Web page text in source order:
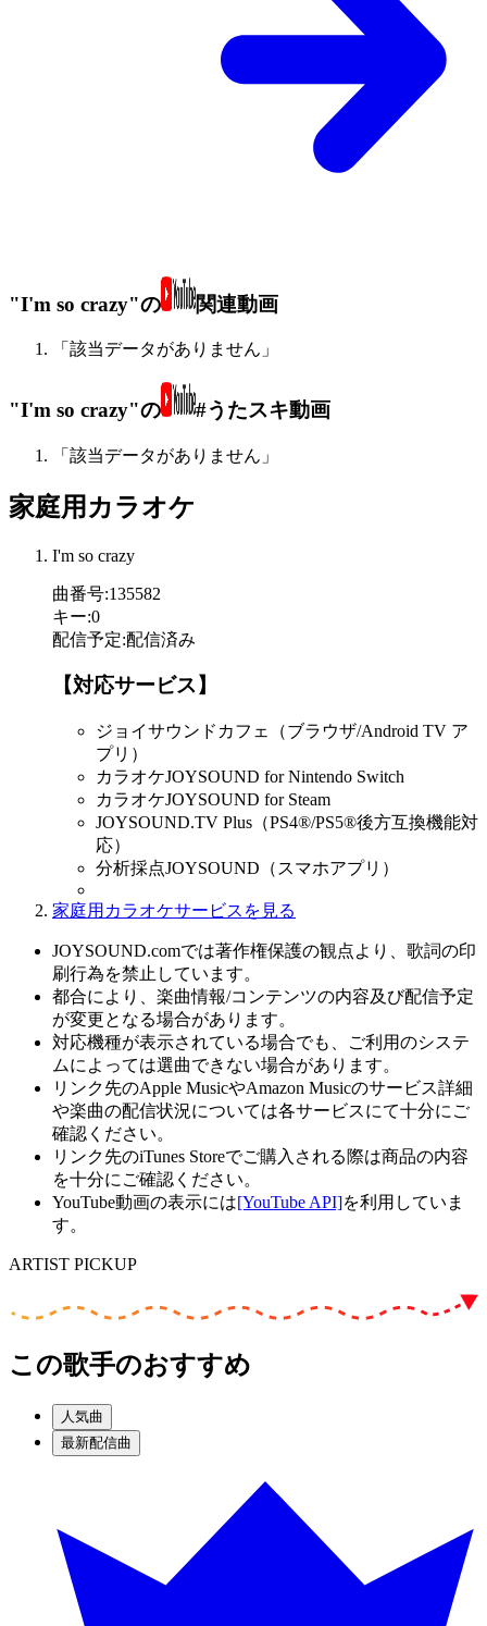
"I'm so crazy"の 関連動画
「該当データがありません」
"I'm so crazy"の #うたスキ動画
「該当データがありません」
家庭用カラオケ
I'm so crazy
曲番号:135582
キー:0
配信予定:配信済み
【対応サービス】
ジョイサウンドカフェ（ブラウザ/Android TV ア
プリ）
カラオケJOYSOUND for Nintendo Switch
カラオケJOYSOUND for Steam
JOYSOUND.TV Plus（PS4®/PS5®後方互換機能対
応）
分析採点JOYSOUND（スマホアプリ）
家庭用カラオケサービスを見る
JOYSOUND.comでは著作権保護の観点より、歌詞の印
刷行為を禁止しています。
都合により、楽曲情報/コンテンツの内容及び配信予定
が変更となる場合があります。
対応機種が表示されている場合でも、ご利用のシステ
ムによっては選曲できない場合があります。
リンク先のApple MusicやAmazon Musicのサービス詳細
や楽曲の配信状況については各サービスにて十分にご
確認ください。
リンク先のiTunes Storeでご購入される際は商品の内容
を十分にご確認ください。
YouTube動画の表示には[YouTube API]を利用していま
す。
ARTIST PICKUP
この歌手のおすすめ
人気曲
最新配信曲